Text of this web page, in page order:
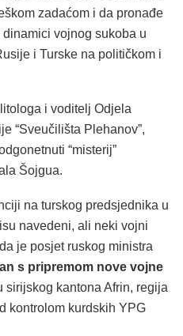
zadaćom i da pronađe
vojnog sukoba u
i Turske na političkom i
i voditelj Odjela
“Sveučilišta Plehanov”,
“misterij”
Šojgua.
na turskog predsjednika u
navedeni, ali neki vojni
je posjet ruskog ministra
s pripremom nove vojne
sirijskog kantona Afrin, regija
kontrolom kurdskih YPG